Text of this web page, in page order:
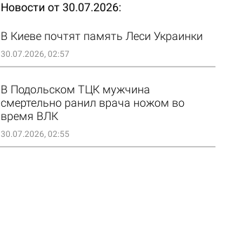
Новости от 30.07.2026
В Киеве почтят память Леси Украинки
30.07.2026, 02:57
В Подольском ТЦК мужчина
смертельно ранил врача ножом во
время ВЛК
30.07.2026, 02:55